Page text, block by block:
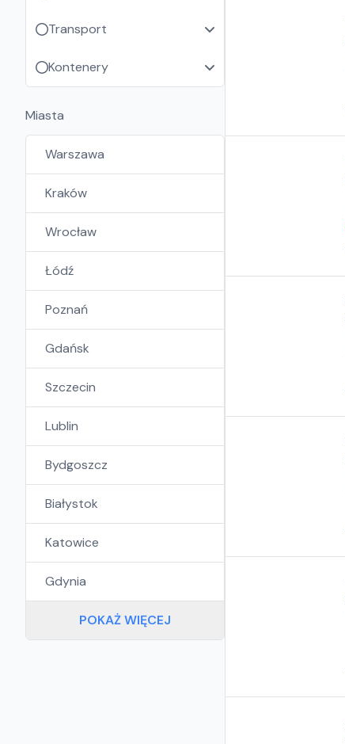
Transport
Kontenery
Miasta
Warszawa
Kraków
Wrocław
Łódź
Poznań
Gdańsk
Szczecin
Lublin
Bydgoszcz
Białystok
Katowice
Gdynia
POKAŻ WIĘCEJ